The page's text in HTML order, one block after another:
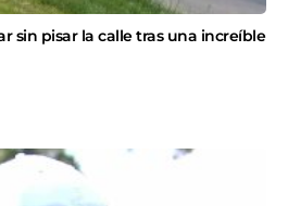
sin pisar la calle tras una increíble